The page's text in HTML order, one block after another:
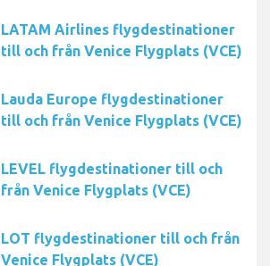
LATAM Airlines flygdestinationer
till och från Venice Flygplats (VCE)
Lauda Europe flygdestinationer
till och från Venice Flygplats (VCE)
LEVEL flygdestinationer till och
från Venice Flygplats (VCE)
LOT flygdestinationer till och från
Venice Flygplats (VCE)